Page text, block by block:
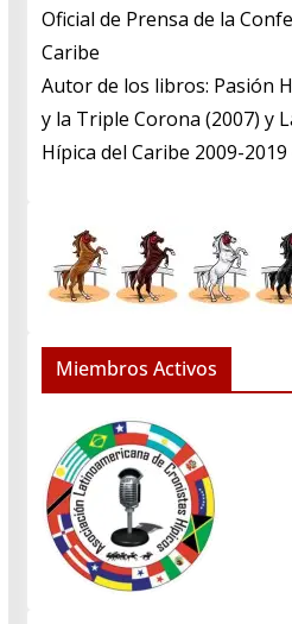
​Oficial de Prensa de la
Caribe
​Autor de los libros: Pasión
y la Triple Corona (2007) y
Hípica del Caribe 2009-2019
Miembros Activos